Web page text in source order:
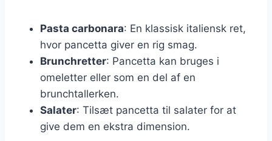
Pasta carbonara: En klassisk italiensk ret,
hvor pancetta giver en rig smag.
Brunchretter: Pancetta kan bruges i
omeletter eller som en del af en
brunchtallerken.
Salater: Tilsæt pancetta til salater for at
give dem en ekstra dimension.